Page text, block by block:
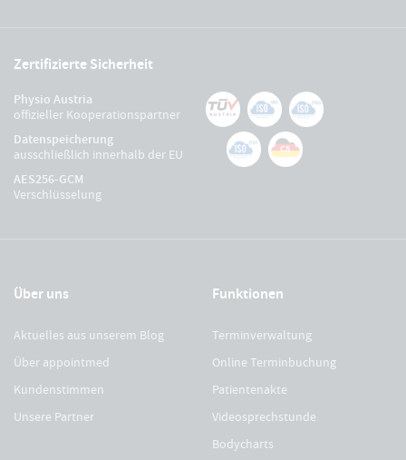
Zertifizierte Sicherheit
Physio Austria
offizieller Kooperationspartner
Datenspeicherung
ausschließlich innerhalb der EU
AES256-GCM
Verschlüsselung
Über uns
Aktuelles aus unserem Blog
Über appointmed
Kundenstimmen
Unsere Partner
Funktionen
Terminverwaltung
Online Terminbuchung
Patientenakte
Videosprechstunde
Bodycharts